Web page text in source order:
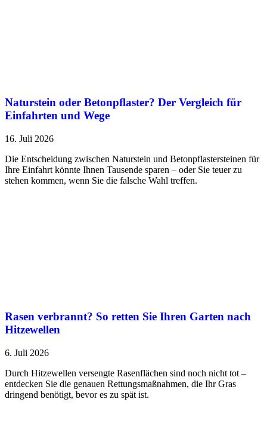
Naturstein oder Betonpflaster? Der Vergleich für
Einfahrten und Wege
16. Juli 2026
Die Entscheidung zwischen Naturstein und Betonpflastersteinen für
Ihre Einfahrt könnte Ihnen Tausende sparen – oder Sie teuer zu
stehen kommen, wenn Sie die falsche Wahl treffen.
Rasen verbrannt? So retten Sie Ihren Garten nach
Hitzewellen
6. Juli 2026
Durch Hitzewellen versengte Rasenflächen sind noch nicht tot –
entdecken Sie die genauen Rettungsmaßnahmen, die Ihr Gras
dringend benötigt, bevor es zu spät ist.